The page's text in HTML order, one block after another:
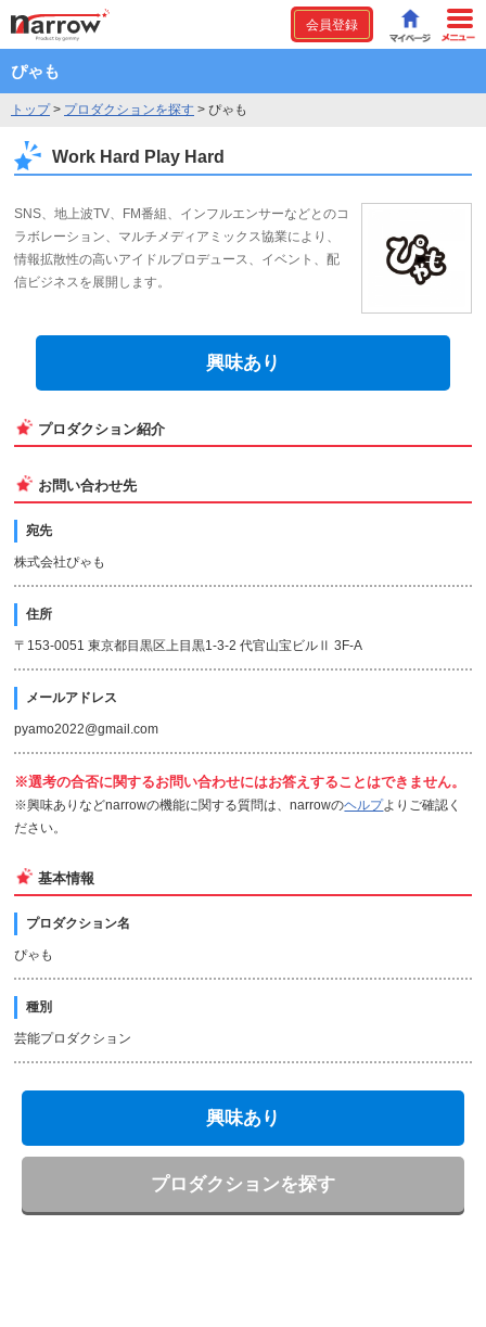
会員登録
ぴゃも
トップ> プロダクションを探す > ぴゃも
Work Hard Play Hard
SNS、地上波TV、FM番組、インフルエンサーなどとのコ
ラボレーション、マルチメディアミックス協業により、
情報拡散性の高いアイドルプロデュース、イベント、配
信ビジネスを展開します。
興味あり
プロダクション紹介
お問い合わせ先
宛先
株式会社ぴゃも
住所
〒153-0051 東京都目黒区上目黒1-3-2 代官山宝ビルⅡ 3F-A
メールアドレス
pyamo2022@gmail.com
※選考の合否に関するお問い合わせにはお答えすることはできません。
※興味ありなどnarrowの機能に関する質問は、narrowのヘルプよりご確認く
ださい。
基本情報
プロダクション名
ぴゃも
種別
芸能プロダクション
興味あり
プロダクションを探す